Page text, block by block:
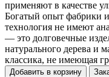
применяют в качестве
Богатый опыт фабрики и
технология не имеют
— это долговечные
натурального дерева и
классика, не имеющая
Добавить в корзину